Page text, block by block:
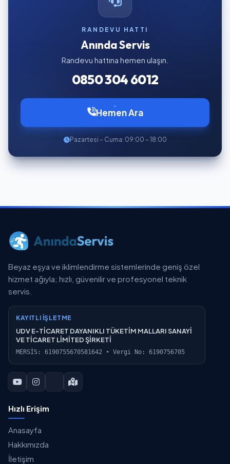
RANDEVU HATTI
Anında Servis
Randevu hattına hemen ulaşın.
0850 304 6012
Hemen Ara
Pazartesi – Cuma: 09:00 – 18:00
Beyaz eşya ve iklimlendirme sistemlerinde geniş özel
hizmet ağıyla; hızlı, güvenilir ve profesyonel teknik
servis.
KAYITLI İŞLETME
UDV E-TİCARET DAYANIKLI TÜKETİM MALLARI SANAYİ
VE TİCARET LİMİTED ŞİRKETİ
MERSİS: 6190755670581642 • Vergi No: 6190756705
Hızlı Erişim
Anasayfa
Hakkımızda
İletişim